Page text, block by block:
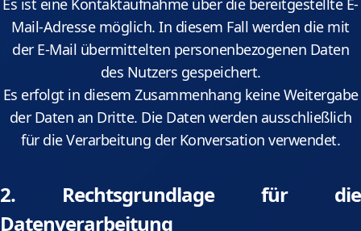
Es ist eine Kontaktaufnahme über die bereitgestellte E-
Mail-Adresse möglich. In diesem Fall werden die mit
der E-Mail übermittelten personenbezogenen Daten
des Nutzers gespeichert.
Es erfolgt in diesem Zusammenhang keine Weitergabe
der Daten an Dritte. Die Daten werden ausschließlich
für die Verarbeitung der Konversation verwendet.
2. Rechtsgrundlage für die
Datenverarbeitung